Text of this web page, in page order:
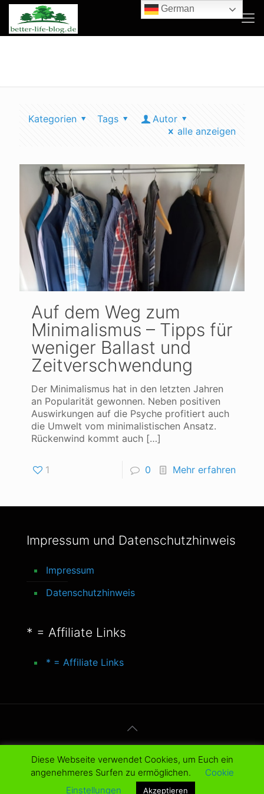
Kategorien Tags
Autor
alle anzeigen
Auf dem Weg zum
Minimalismus – Tipps für
weniger Ballast und
Zeitverschwendung
Der Minimalismus hat in den letzten Jahren
an Popularität gewonnen. Neben positiven
Auswirkungen auf die Psyche profitiert auch
die Umwelt vom minimalistischen Ansatz.
Rückenwind kommt auch […]
1 0 Mehr erfahren
Impressum und Datenschutzhinweis
Impressum
Datenschutzhinweis
* = Affiliate Links
* = Affiliate Links
© 2016-2025 better-life-blog. All Rights
Reserved.
Diese Webseite verwendet Cookies, um Euch ein
angenehmeres Surfen zu ermöglichen.
Cookie
Einstellungen
Akzeptieren
German